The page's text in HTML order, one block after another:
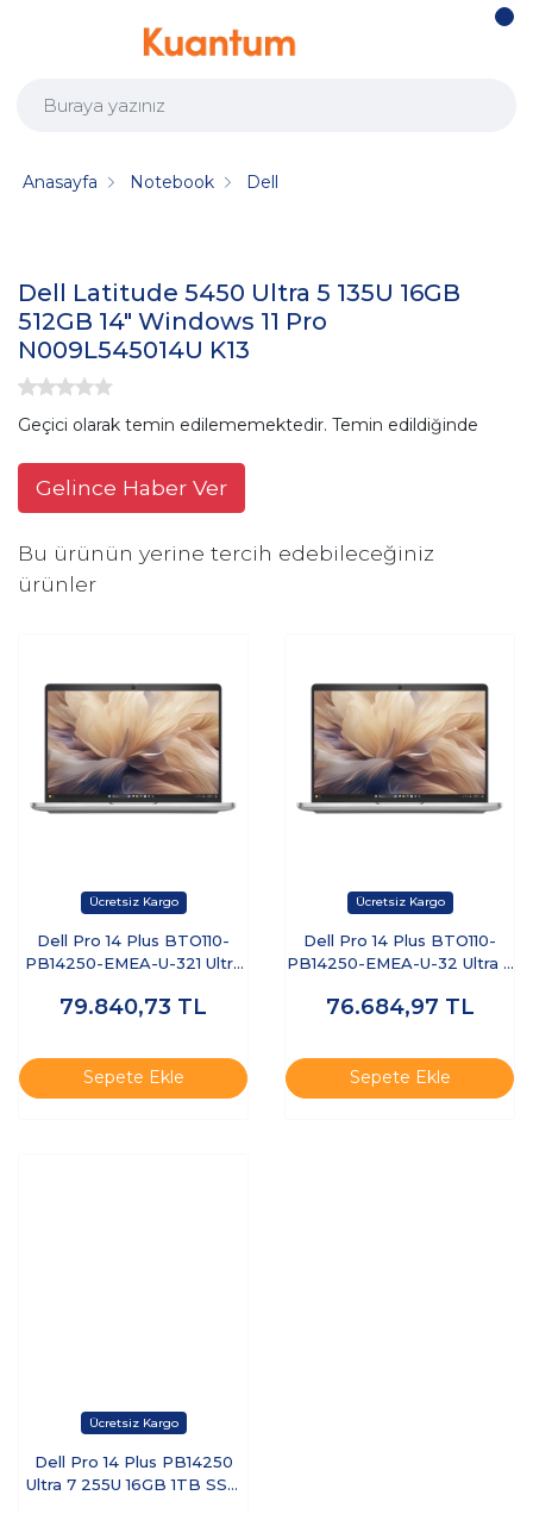
Anasayfa Notebook Dell
Dell Latitude 5450 Ultra 5 135U 16GB
512GB 14" Windows 11 Pro
N009L545014U K13
Geçici olarak temin edilememektedir. Temin edildiğinde
Gelince Haber Ver
Bu ürünün yerine tercih edebileceğiniz
ürünler
Dell Pro 14 Plus BTO110-
PB14250-EMEA-U-321 Ultra
Free Dos Dizüstü Bilgisayar
79.840,73 TL
Sepete Ekle
Dell Pro 14 Plus BTO110-
PB14250-EMEA-U-32 Ultra 7
Ubuntu Dizüstü Bilgisayar
76.684,97 TL
Sepete Ekle
Dell Pro 14 Plus PB14250
Ultra 7 255U 16GB 1TB SSD